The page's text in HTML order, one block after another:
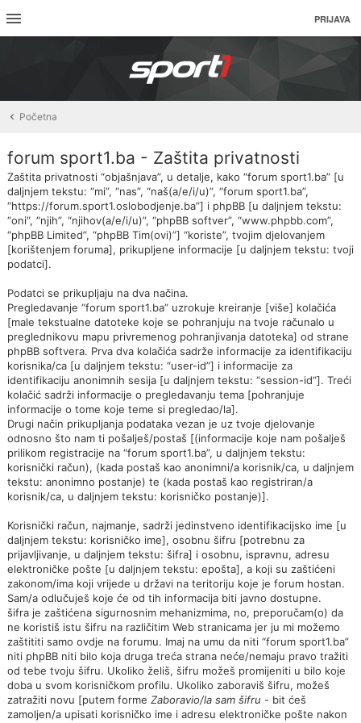
PRIJAVA
Početna
forum sport1.ba - Zaštita privatnosti
Zaštita privatnosti “objašnjava”, u detalje, kako “forum sport1.ba” [u
daljnjem tekstu: “mi”, “nas”, “naš(a/e/i/u)”, “forum sport1.ba”,
“https://forum.sport1.oslobodjenje.ba”] i phpBB [u daljnjem tekstu:
“oni”, “njih”, “njihov(a/e/i/u)”, “phpBB softver”, “www.phpbb.com”,
“phpBB Limited”, “phpBB Tim(ovi)”] “koriste”, tvojim djelovanjem
[korištenjem foruma], prikupljene informacije [u daljnjem tekstu: tvoji
podatci].
Podatci se prikupljaju na dva načina.
Pregledavanje “forum sport1.ba” uzrokuje kreiranje [više] kolačića
[male tekstualne datoteke koje se pohranjuju na tvoje računalo u
preglednikovu mapu privremenog pohranjivanja datoteka] od strane
phpBB softvera. Prva dva kolačića sadrže informacije za identifikaciju
korisnika/ca [u daljnjem tekstu: “user-id”] i informacije za
identifikaciju anonimnih sesija [u daljnjem tekstu: “session-id”]. Treći
kolačić sadrži informacije o pregledavanju tema [pohranjuje
informacije o tome koje teme si pregledao/la].
Drugi način prikupljanja podataka vezan je uz tvoje djelovanje
odnosno što nam ti pošalješ/postaš [(informacije koje nam pošalješ
prilikom registracije na “forum sport1.ba”, u daljnjem tekstu:
korisnički račun), (kada postaš kao anonimni/a korisnik/ca, u daljnjem
tekstu: anonimno postanje) te (kada postaš kao registriran/a
korisnik/ca, u daljnjem tekstu: korisničko postanje)].
Korisnički račun, najmanje, sadrži jedinstveno identifikacijsko ime [u
daljnjem tekstu: korisničko ime], osobnu šifru [potrebnu za
prijavljivanje, u daljnjem tekstu: šifra] i osobnu, ispravnu, adresu
elektroničke pošte [u daljnjem tekstu: epošta], a koji su zaštićeni
zakonom/ima koji vrijede u državi na teritoriju koje je forum hostan.
Sam/a odlučuješ koje će od tih informacija biti javno dostupne.
šifra je zaštićena sigurnosnim mehanizmima, no, preporučam(o) da
ne koristiš istu šifru na različitim Web stranicama jer ju mi možemo
zaštititi samo ovdje na forumu. Imaj na umu da niti “forum sport1.ba”
niti phpBB niti bilo koja druga treća strana neće/nemaju pravo tražiti
od tebe tvoju šifru. Ukoliko želiš, šifru možeš promijeniti u bilo koje
doba u svom korisničkom profilu. Ukoliko zaboraviš šifru, možeš
zatražiti novu [putem forme Zaboravio/la sam šifru - bit ćeš
zamoljen/a upisati korisničko ime i adresu elektroničke pošte nakon